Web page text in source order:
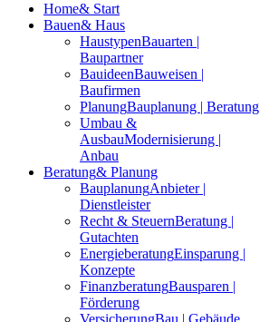
Home& Start
Bauen& Haus
HaustypenBauarten |
Baupartner
BauideenBauweisen |
Baufirmen
PlanungBauplanung | Beratung
Umbau &
AusbauModernisierung |
Anbau
Beratung& Planung
BauplanungAnbieter |
Dienstleister
Recht & SteuernBeratung |
Gutachten
EnergieberatungEinsparung |
Konzepte
FinanzberatungBausparen |
Förderung
VersicherungBau | Gebäude